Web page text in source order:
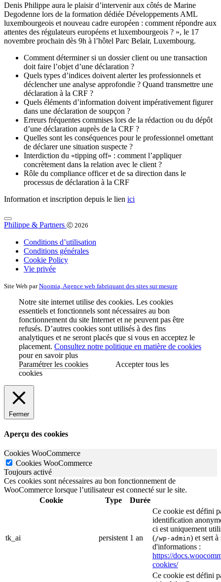
Denis Philippe aura le plaisir d’intervenir aux côtés de Marine
Degodenne lors de la formation dédiée Développements AML
luxembourgeois et nouveau cadre européen : comment répondre aux
attentes des régulateurs européens et luxembourgeois ? », le 17
novembre prochain dès 9h à l’hôtel Parc Belair, Luxembourg.
Comment déterminer si un dossier client ou une transaction
doit faire l’objet d’une déclaration ?
Quels types d’indices doivent alerter les professionnels et
déclencher une analyse approfondie ? Quand transmettre une
déclaration à la CRF ?
Quels éléments d’information doivent impérativement figurer
dans une déclaration de soupçon ?
Erreurs fréquentes commises lors de la rédaction ou du dépôt
d’une déclaration auprès de la CRF ?
Quelles sont les conséquences pour le professionnel omettant
de déclarer une situation suspecte ?
Interdiction du «tipping off» : comment l’appliquer
concrètement dans la relation avec le client ?
Rôle du compliance officer et de sa direction dans le
processus de déclaration à la CRF
Information et inscription depuis le lien ici
Philippe & Partners Ⓒ 2026
Conditions d’utilisation
Conditions générales
Cookie Policy
Vie privée
Site Web parNoomia, Agence web fabriquant des sites sur mesure
Notre site internet utilise des cookies. Les cookies
essentiels et fonctionnels sont nécessaires au bon
fonctionnement du site Internet et ne peuvent pas être
refusés. D’autres cookies sont utilisés à des fins
analytiques et ne seront placés que si vous en acceptez le
placement. Consultez notre politique en matière de cookies
pour en savoir plus
Paramétrer les cookies
Accepter tous les
cookies
Fermer
Aperçu des cookies
Cookies WooCommerce
Cookies WooCommerce
Toujours activé
Ces cookies sont nécessaires au bon fonctionnement de
WooCommerce lorsque l’utilisateur est connecté sur le site.
Cookie
Type Durée
tk_ai persistent 1 an
Ce cookie est défini
identification
ci est uniquement
(/wp-admin) et sert
d'informations :
https://
cookies/
Ce cookie est défini